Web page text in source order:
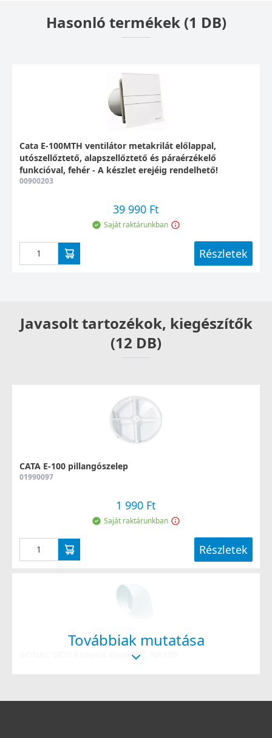
Hasonló termékek (1 DB)
Cata E-100MTH ventilátor metakrilát előlappal,
utószellőztető, alapszellőztető és páraérzékelő
funkcióval, fehér - A készlet erejéig rendelhető!
00900203
39 990 Ft
Saját raktárunkban
Részletek
Javasolt tartozékok, kiegészítők
(12 DB)
CATA E-100 pillangószelep
01990097
1 990 Ft
Saját raktárunkban
Részletek
GONAL 0670 könyök elem 90°, NA100
Továbbiak mutatása